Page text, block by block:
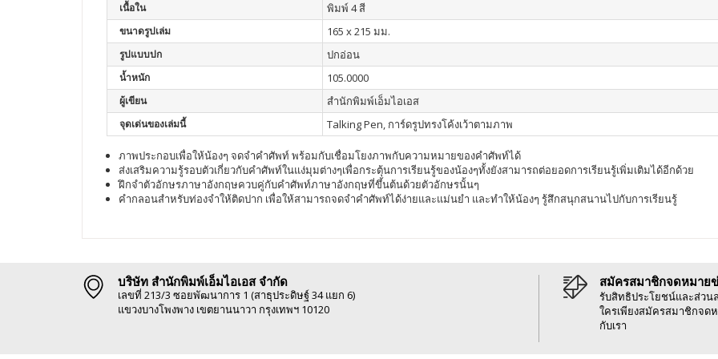
เนื้อใน พิมพ์ 4 สี
ขนาดรูปเล่ม 165 x 215 มม.
รูปแบบปก ปกอ่อน
น้ำหนัก 105.0000
ผู้เขียน สำนักพิมพ์เอ็มไอเอส
จุดเด่นของเล่มนี้ Talking Pen, การ์ดรูปทรงโค้งเว้าตามภาพ
ภาพประกอบเพื่อให้น้องๆ จดจำคำศัพท์ พร้อมกับเชื่อมโยงภาพกับความหมายของคำศัพท์ได้
ส่งเสริมความรู้รอบตัวเกี่ยวกับคำศัพท์ในแง่มุมต่างๆเพื่อกระตุ้นการเรียนรู้ของน้องๆทั้งยังสามารถต่อยอดการเรียนรู้เพิ่มเติมได้อีกด้วย
ฝึกจำตัวอักษรภาษาอังกฤษควบคู่กับคำศัพท์ภาษาอังกฤษที่ขึ้นต้นด้วยตัวอักษรนั้นๆ
คำกลอนสำหรับท่องจำให้ติดปาก เพื่อให้สามารถจดจำคำศัพท์ได้ง่ายและแม่นยำ และทำให้น้องๆ รู้สึกสนุกสนานไปกับการเรียนรู้
บริษัท สำนักพิมพ์เอ็มไอเอส จำกัด
เลขที่ 213/3 ซอยพัฒนาการ 1 (สาธุประดิษฐ์ 34 แยก 6)
แขวงบางโพงพาง เขตยานนาวา กรุงเทพฯ 10120
สมัครสมาชิกจดหมาย
รับสิทธิประโยชน์และส่วน
ใครเพียงสมัครสมาชิกจด
กับเรา